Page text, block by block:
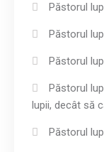
Păstorul
Păstorul
Păstorul
Păstorul
lupii, decât să
Păstorul